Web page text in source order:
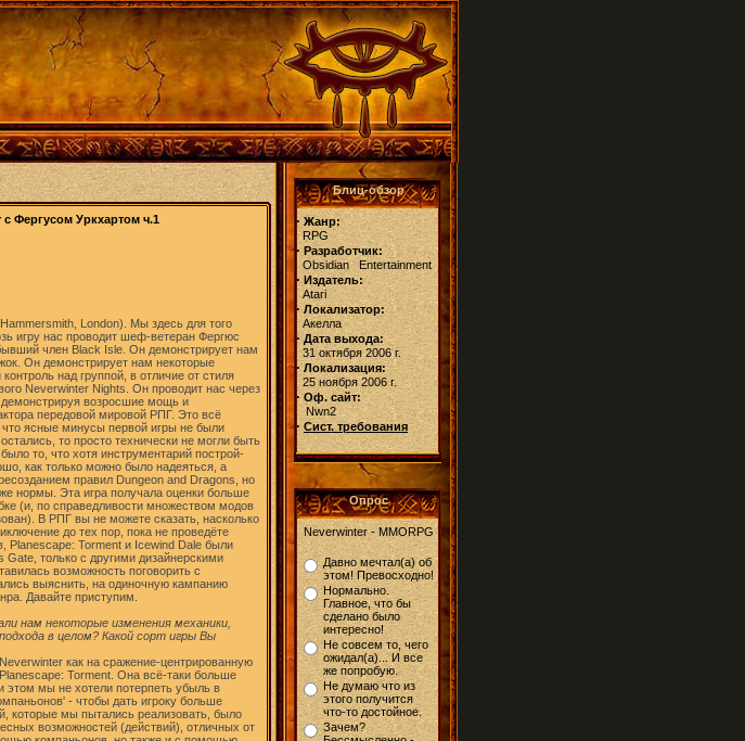
Фергусом Уркхартом ч.1
London). Мы здесь для того
игру нас проводит шеф-ветеран Фергюс
член Black Isle. Он демонстрирует нам
Он демонстрирует нам некоторые
над группой, в отличие от стиля
Neverwinter Nights. Он проводит нас через
возросшие мощь и
передовой мировой РПГ. Это всё
ясные минусы первой игры не были
то просто технически не могли быть
то, что хотя инструментарий построй-
как только можно было надеяться, а
правил Dungeon and Dragons, но
нормы. Эта игра получала оценки больше
(и, по справедливости множеством модов
В РПГ вы не можете сказать, насколько
до тех пор, пока не проведёте
Planescape: Torment и Icewind Dale были
только с другими дизайнерскими
возможность поговорить с
выяснить, на одиночную кампанию
Давайте приступим.
нам некоторые изменения механики,
в целом? Какой сорт игры Вы
как на сражение-центрированную
Torment. Она всё-таки больше
этом мы не хотели потерпеть убыль в
- чтобы дать игроку больше
которые мы пытались реализовать, было
возможностей (действий), отличных от
Блиц-обзор
· Жанр:
RPG
· Разработчик:
Obsidian Entertainment
· Издатель:
Atari
· Локализатор:
Акелла
· Дата выхода:
31 октября 2006 г.
· Локализация:
25 ноября 2006 г.
· Оф. сайт:
Nwn2
· Сист. требования
Опрос
Neverwinter - MMORPG
Давно мечтал(а) об
этом! Превосходно!
Нормально.
Главное, что бы
сделано было
интересно!
Не совсем то, чего
ожидал(а)... И все
же попробую.
Не думаю что из
этого получится
что-то достойное.
Зачем?